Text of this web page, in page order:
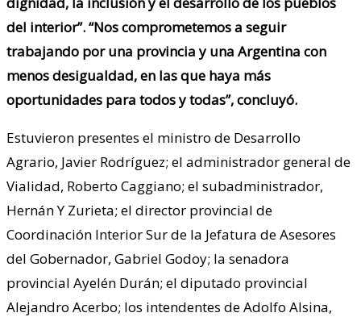
del interior”. “Nos comprometemos a seguir
trabajando por una provincia y una Argentina con
menos desigualdad, en las que haya más
oportunidades para todos y todas”, concluyó.
Estuvieron presentes el ministro de Desarrollo
Agrario, Javier Rodríguez; el administrador general de
Vialidad, Roberto Caggiano; el subadministrador,
Hernán Y Zurieta; el director provincial de
Coordinación Interior Sur de la Jefatura de Asesores
del Gobernador, Gabriel Godoy; la senadora
provincial Ayelén Durán; el diputado provincial
Alejandro Acerbo; los intendentes de Adolfo Alsina,